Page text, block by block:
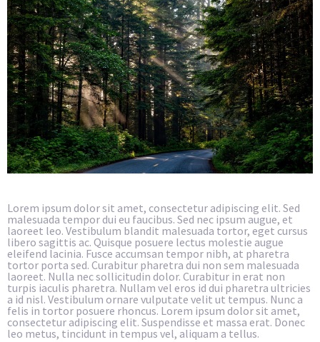
Lorem ipsum dolor sit amet, consectetur adipiscing elit. Sed
malesuada tempor dui eu faucibus. Sed nec ipsum augue, et
laoreet leo. Vestibulum blandit malesuada tortor, eget cursus
libero sagittis ac. Quisque posuere lectus molestie augue
eleifend lacinia. Fusce accumsan tempor nibh, at pharetra
tortor porta sed. Curabitur pharetra dui non sem malesuada
laoreet. Nulla nec sollicitudin dolor. Curabitur in erat non
turpis iaculis pharetra. Nullam vel eros id dui pharetra ultricies
a id nisl. Vestibulum ornare vulputate velit ut tempus. Nunc a
felis in tortor posuere rhoncus. Lorem ipsum dolor sit amet,
consectetur adipiscing elit. Suspendisse et massa erat. Donec
leo metus, tincidunt in tempus vel, aliquam a tellus.